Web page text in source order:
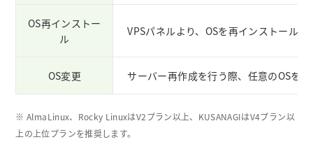
OS再インストー
ル
VPSパネルより、OSを再インストールで
OS変更 サーバー再作成を行う際、任意のOSを
※ AlmaLinux、Rocky LinuxはV2プラン以上、KUSANAGIはV4プラン以
上の上位プランを推奨します。